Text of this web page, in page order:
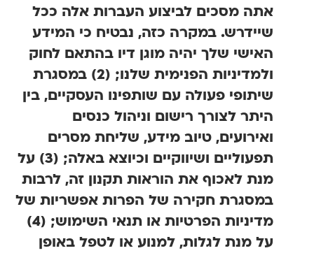
אתה מסכים לביצוע העברות אלה ככל
שיידרש. במקרה כזה, נבטיח כי המידע
האישי שלך יהיה מוגן דיו בהתאם לחוק
ולמדיניות הפנימית שלנו; (2) במסגרת
שיתופי פעולה עם שותפינו העסקיים, בין
היתר לצורך רישום וניהול כנסים
ואירועים, טיוב מידע, שליחת מסרים
תפעוליים ושיווקיים וכיוצא באלה; (3)
על
מנת לאכוף את הוראות תקנון זה, לרבות
במסגרת חקירה של הפרות אפשריות של
מדיניות הפרטיות או תנאי השימוש; (4)
על מנת לגלות, למנוע או לטפל באופן